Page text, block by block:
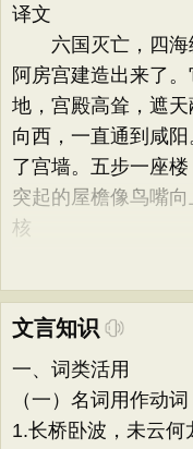
译文
六国灭亡，四海
阿房宫建造出来了
地，宫殿高耸，遮
向西，一直通到咸
了宫墙。五步一座
突起的屋檐像鸟嘴
核
文言知识
一、词类活用
（一）名词用作动词
1.长桥卧波，未云何